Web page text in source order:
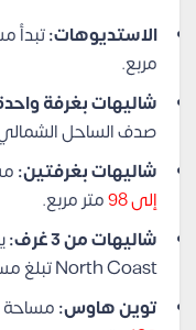
الاستديوهات:تبدأ
مربع.
شاليهات بغرفة
صدف الساحل
شاليهات بغرفتين:
إلى 98
متر مربع.
شاليهات من 3 غرف:
North Coast تبلغ مساحاتها
توين هاوس:مساحة